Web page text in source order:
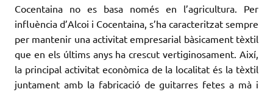
Cocentaina no es basa només en l’agricultura. Per
influència d’Alcoi i Cocentaina, s’ha caracteritzat sempre
per mantenir una activitat empresarial bàsicament tèxtil
que en els últims anys ha crescut vertiginosament. Així,
la principal activitat econòmica de la localitat és la tèxtil
juntament amb la fabricació de guitarres fetes a mà i